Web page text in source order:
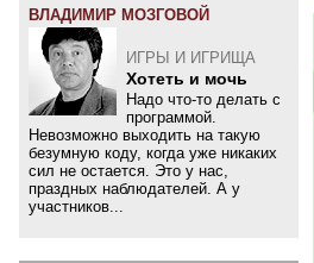
ВЛАДИМИР МОЗГОВОЙ
ИГРЫ И ИГРИЩА
Хотеть и мочь
Надо что-то делать с
программой.
Невозможно выходить на такую
безумную коду, когда уже никаких
сил не остается. Это у нас,
праздных наблюдателей. А у
участников...